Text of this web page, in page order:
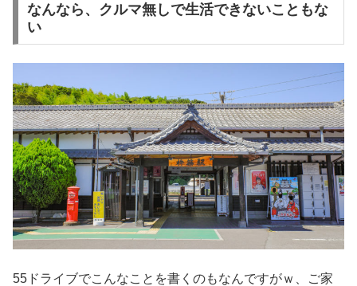
なんなら、クルマ無しで生活できないこともな
い
55ドライブでこんなことを書くのもなんですがｗ、ご家